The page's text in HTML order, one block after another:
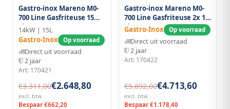
Gastro-inox Mareno M0-
700 Line Gasfriteuse 15
Liter, 40cm
14kW | 15L
Gastro-Inox Op voorraad
Direct uit voorraad
2 jaar
Art: 170421
€3.311,00€2.648,80
excl. btw
Bespaar €662,20
Gastro-inox Mareno M0-
700 Line Gasfriteuse 2x 15
Liter, 80cm
Gastro-Inox Op voorraad
Direct uit voorraad
2 jaar
Art: 170422
€5.892,00€4.713,60
excl. btw
Bespaar €1.178,40